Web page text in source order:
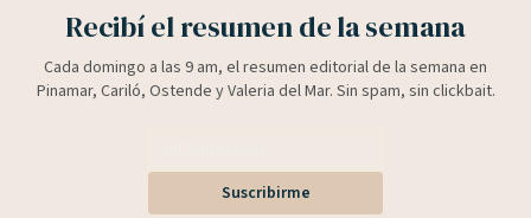
Recibí el resumen de la semana
Cada domingo a las 9 am, el resumen editorial de la semana en
Pinamar, Cariló, Ostende y Valeria del Mar. Sin spam, sin clickbait.
Suscribirme